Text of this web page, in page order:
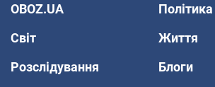
OBOZ.UA
Політика
Світ
Життя
Розслідування
Блоги